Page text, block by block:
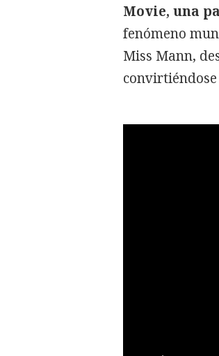
Movie, una
fenómeno
Miss Mann,